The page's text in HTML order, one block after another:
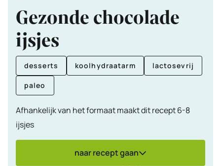
Gezonde chocolade
ijsjes
desserts koolhydraatarm lactosevrij
paleo
Afhankelijk van het formaat maakt dit recept 6-8
ijsjes
naar recept gaan